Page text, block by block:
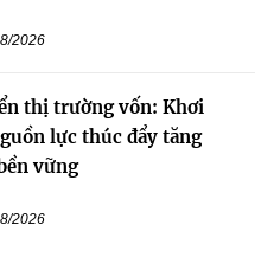
2026
thị trường vốn: Khơi
lực thúc đẩy tăng
vững
2026